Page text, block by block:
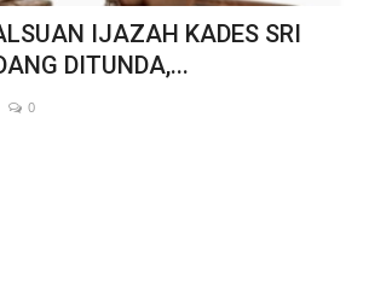
IJAZAH KADES SRI
0